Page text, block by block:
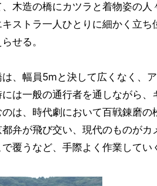
木造の橋にカツラと着物姿の
ストラ一人ひとりに細かく立
せる。
、幅員5mと決して広くなく、
は一般の通行者を通しながら
は、時代劇において百戦錬磨
弁が飛び交い、現代のものが
覆うなど、手際よく作業してい